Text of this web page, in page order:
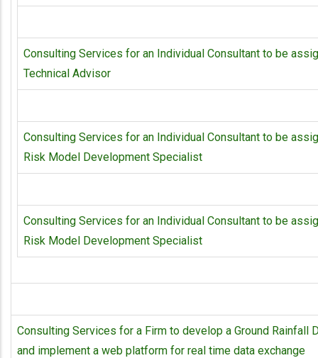
Consulting Services for an Individual Consultant to be
Technical Advisor
Consulting Services for an Individual Consultant to be
Risk Model Development Specialist
Consulting Services for an Individual Consultant to be
Risk Model Development Specialist
Consulting Services for a Firm to develop a Ground Rainfall
and implement a web platform for real time data exchange